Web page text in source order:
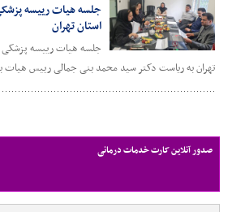
جلسه هیات رییسه
استان تهران
جلسه هیات رییسه پزشکی
تهران به ریاست دکتر سید محمد بنی جمالی رییس هیات
صدور آنلاین کارت خدمات درمانی